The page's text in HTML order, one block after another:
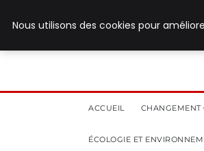
ACCUEIL CHANGEMENT
ÉCOLOGIE ET
Nous utilisons des cookies pour